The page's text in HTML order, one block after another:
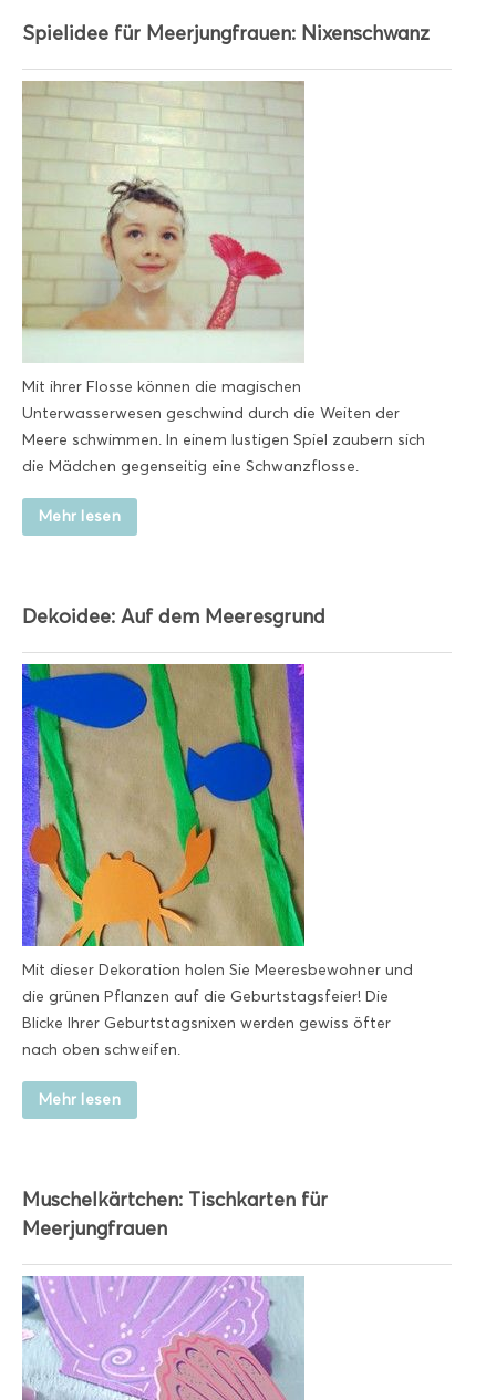
Spielidee für Meerjungfrauen: Nixenschwanz
Mit ihrer Flosse können die magischen
Unterwasserwesen geschwind durch die Weiten der
Meere schwimmen. In einem lustigen Spiel zaubern sich
die Mädchen gegenseitig eine Schwanzflosse.
Mehr lesen
Dekoidee: Auf dem Meeresgrund
Mit dieser Dekoration holen Sie Meeresbewohner und
die grünen Pflanzen auf die Geburtstagsfeier! Die
Blicke Ihrer Geburtstagsnixen werden gewiss öfter
nach oben schweifen.
Mehr lesen
Muschelkärtchen: Tischkarten für
Meerjungfrauen